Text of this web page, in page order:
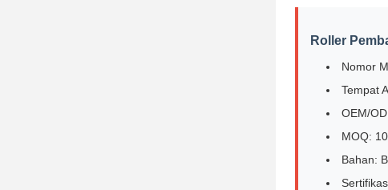
Roller
Nomor
Tempat
OEM/
MOQ:
Bahan: